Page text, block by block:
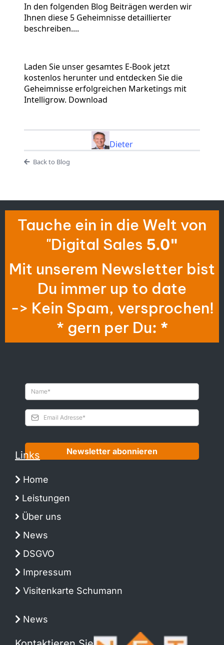
In den folgenden Blog Beiträgen werden wir
Ihnen diese 5 Geheimnisse detaillierter
beschreiben....
Laden Sie unser gesamtes E-Book jetzt
kostenlos herunter und entdecken Sie die
Geheimnisse erfolgreichen Marketings mit
Intelligrow. Download
Dieter
Back to Blog
Tauche ein in die Welt von
"Digital Sales 5.0"
Mit unserem Newsletter bist
Du immer up to date
-> Kein Spam, versprochen!
* gern per Du: *
Newsletter abonnieren
Links
Home
Leistungen
Über uns
News
DSGVO
Impressum
Visitenkarte Schumann
News